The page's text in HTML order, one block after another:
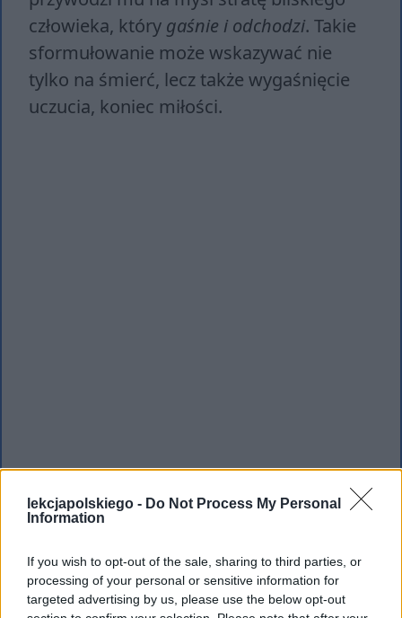
lekcjapolskiego - Do Not Process My Personal
Information
If you wish to opt-out of the sale, sharing to third parties, or
processing of your personal or sensitive information for
targeted advertising by us, please use the below opt-out
człowieka, który gaśnie i odchodzi. Takie
sformułowanie może wskazywać nie
tylko na śmierć, lecz także wygaśnięcie
uczucia, koniec miłości.
W wiersz ten wpisane jest symboliczne
ujęcie czasu. Odnosi się ono do jego